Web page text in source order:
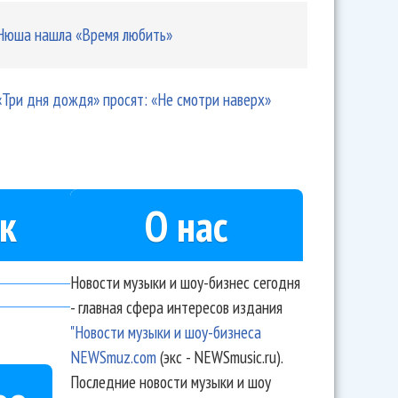
нашла «Время любить»
дня дождя» просят: «Не смотри наверх»
О нас
Новости музыки и шоу-бизнес сегодня
- главная сфера интересов издания
"Новости музыки и шоу-бизнеса
NEWSmuz.com(экс - NEWSmusic.ru).
Последние новости музыки и шоу